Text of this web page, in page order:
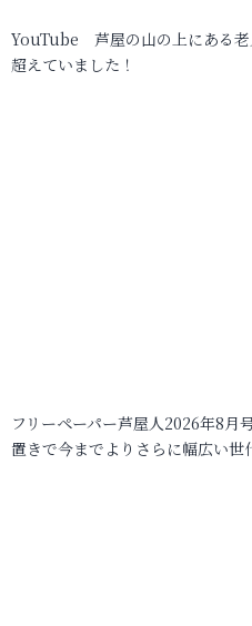
YouTube 芦屋の山の上にある老
超えていました！
フリーペーパー芦屋人2026年8月
置きで今までよりさらに幅広い